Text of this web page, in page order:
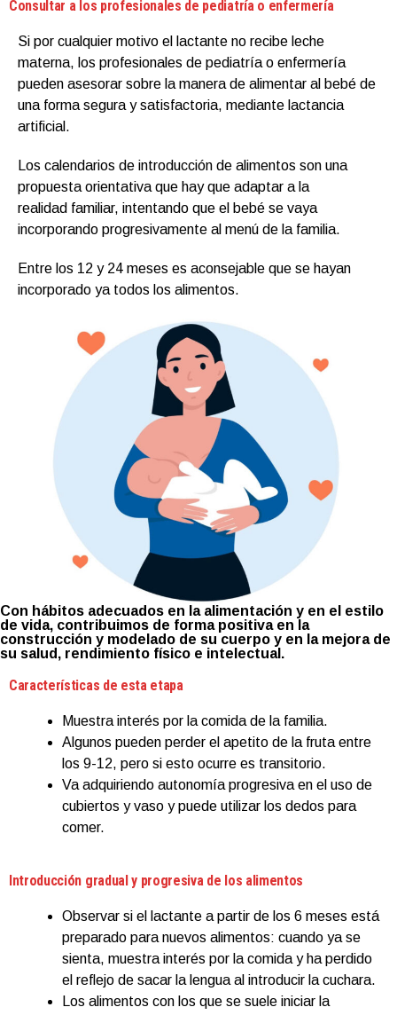
Consultar a los profesionales de pediatría o enfermería
Si por cualquier motivo el lactante no recibe leche
materna, los profesionales de pediatría o enfermería
pueden asesorar sobre la manera de alimentar al bebé de
una forma segura y satisfactoria, mediante lactancia
artificial.
Los calendarios de introducción de alimentos son una
propuesta orientativa que hay que adaptar a la
realidad familiar, intentando que el bebé se vaya
incorporando progresivamente al menú de la familia.
Entre los 12 y 24 meses es aconsejable que se hayan
incorporado ya todos los alimentos.
Con hábitos adecuados en la alimentación y en el estilo
de vida, contribuimos de forma positiva en la
construcción y modelado de su cuerpo y en la mejora de
su salud, rendimiento físico e intelectual.
Características de esta etapa
Muestra interés por la comida de la familia.
Algunos pueden perder el apetito de la fruta entre
los 9-12, pero si esto ocurre es transitorio.
Va adquiriendo autonomía progresiva en el uso de
cubiertos y vaso y puede utilizar los dedos para
comer.
Introducción gradual y progresiva de los alimentos
Observar si el lactante a partir de los 6 meses está
preparado para nuevos alimentos: cuando ya se
sienta, muestra interés por la comida y ha perdido
el reflejo de sacar la lengua al introducir la cuchara.
Los alimentos con los que se suele iniciar la